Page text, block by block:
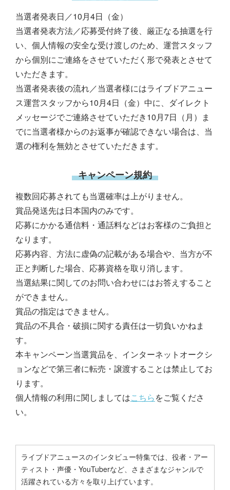
当選者発表日／10月4日（金）
当選者発表方法／応募受付終了後、厳正なる抽選を行
い、個人情報の安全な受け渡しのため、運営スタッフ
から個別にご連絡をさせていただく形で発表とさせて
いただきます。
当選者発表後の流れ／当選者様にはライブドアニュー
ス運営スタッフから10月4日（金）中に、ダイレクト
メッセージでご連絡させていただき10月7日（月）ま
でに当選者様からのお返事が確認できない場合は、当
選の権利を無効とさせていただきます。
キャンペーン規約
複数回応募されても当選確率は上がりません。
賞品発送先は日本国内のみです。
応募にかかる通信料・通話料などはお客様のご負担と
なります。
応募内容、方法に虚偽の記載がある場合や、当方が不
正と判断した場合、応募資格を取り消します。
当選結果に関してのお問い合わせにはお答えすること
ができません。
賞品の指定はできません。
賞品の不具合・破損に関する責任は一切負いかねま
す。
本キャンペーン当選賞品を、インターネットオークシ
ョンなどで第三者に転売・譲渡することは禁止してお
ります。
個人情報の利用に関しましてはこちらをご覧くださ
い。
ライブドアニュースのインタビュー特集では、役者・アー
ティスト・声優・YouTuberなど、さまざまなジャンルで
活躍されている方々を取り上げています。